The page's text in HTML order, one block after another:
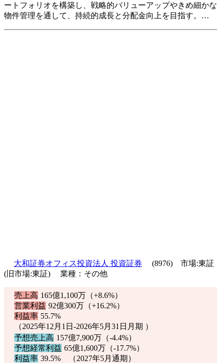
ートフォリオを構築し、戦略的バリューアップやきめ細かな
物件管理を通して、持続的成長と分配金向上を目指す。…
大和証券オフィス投資法人 投資証券
(8976) 市場:東証
(旧市場:東証) 業種：その他
売上高 165億1,100万（+8.6%）
営業利益 92億300万（+16.2%）
利益率 55.7%
（2025年12月1日-2026年5月31日月期 ）
予想売上高 157億7,900万（-4.4%）
予想経常利益 65億1,600万（-17.7%）
利益率 39.5% （2027年5月通期）